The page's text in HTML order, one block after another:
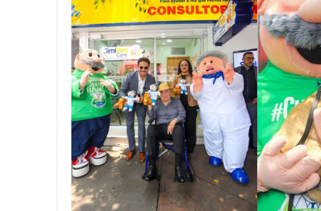
Viva continúa fortaleciendo la
Viva refrenda su compromiso
Viva se prepara para la justa
MGC Servicios Turísticos: 32
Viva anuncia la nueva ruta
FIRMA DE CONVENIO DE
GrupoBD refrenda su liderazgo
WTS y el Respaldo